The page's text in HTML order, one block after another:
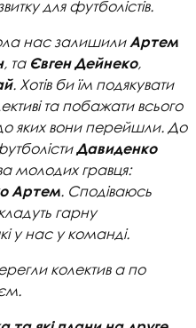
для футболістів.
нас залишили Артем
, та Євген Дейнеко,
. Хотів би їм подякувати
та побажати всього
яких вони перейшли. До
Давиденко
молодих гравця:
Артем. Сподіваюсь
гарну
у нас у команді.
колектив а по